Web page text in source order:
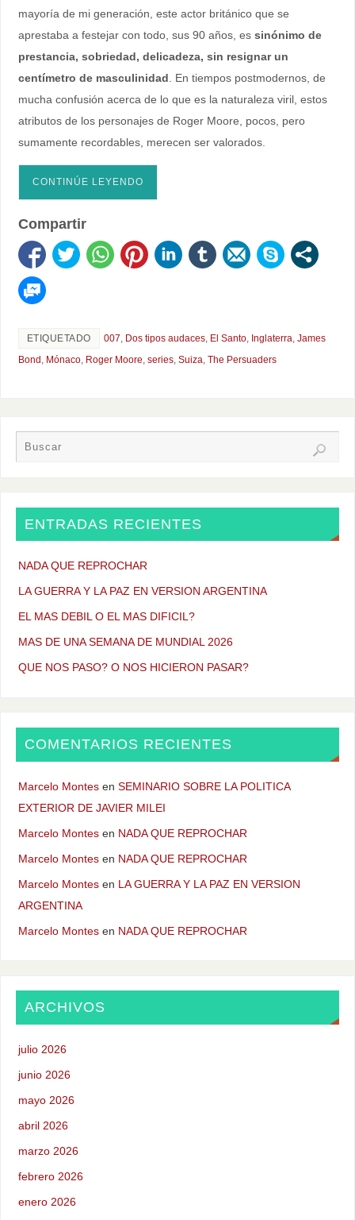
mayoría de mi generación, este actor británico que se
aprestaba a festejar con todo, sus 90 años, essinónimo de
prestancia, sobriedad, delicadeza, sin resignar un
centímetro de masculinidad . En tiempos postmodernos, de
mucha confusión acerca de lo que es la naturaleza viril, estos
atributos de los personajes de Roger Moore, pocos, pero
sumamente recordables, merecen ser valorados.
CONTINÚE LEYENDO
Compartir
ETIQUETADO 007, Dos tipos audaces, El Santo, Inglaterra, James
Bond , Mónaco, Roger Moore, series, Suiza, The Persuaders
ENTRADAS RECIENTES
NADA QUE REPROCHAR
LA GUERRA Y LA PAZ EN VERSION ARGENTINA
EL MAS DEBIL O EL MAS DIFICIL?
MAS DE UNA SEMANA DE MUNDIAL 2026
QUE NOS PASO? O NOS HICIERON PASAR?
COMENTARIOS RECIENTES
Marcelo Montesen SEMINARIO SOBRE LA POLITICA
EXTERIOR DE JAVIER MILEI
Marcelo Montesen NADA QUE REPROCHAR
Marcelo Montesen NADA QUE REPROCHAR
Marcelo Montesen LA GUERRA Y LA PAZ EN VERSION
ARGENTINA
Marcelo Montesen NADA QUE REPROCHAR
ARCHIVOS
julio 2026
junio 2026
mayo 2026
abril 2026
marzo 2026
febrero 2026
enero 2026